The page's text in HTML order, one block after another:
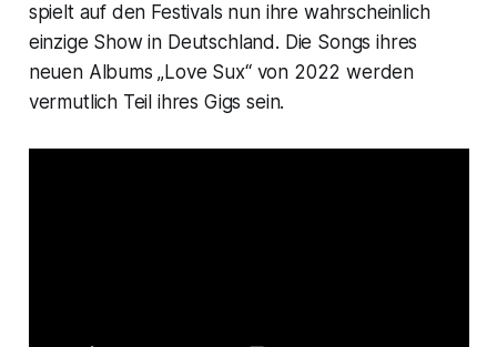
spielt auf den Festivals nun ihre wahrscheinlich
einzige Show in Deutschland. Die Songs ihres
neuen Albums „Love Sux“ von 2022 werden
vermutlich Teil ihres Gigs sein.